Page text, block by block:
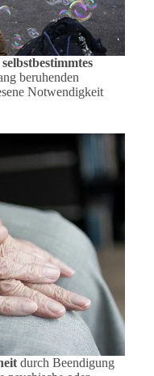
beruhenden
Notwendigkeit
durch Beendigung